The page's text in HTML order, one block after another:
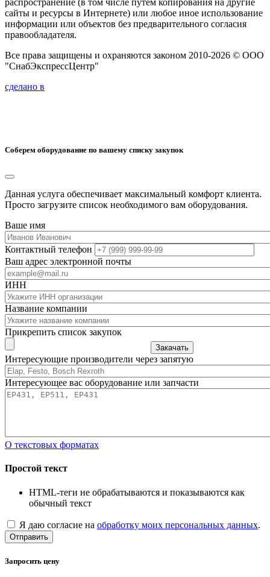
сайты и ресурсы в Интернете) или любое иное использование
информации или объектов без предварительного согласия
правообладателя.
Все права защищены и охраняются законом 2010-2026 © ООО
"СнабЭкспрессЦентр"
сделано в
Соберем оборудование по вашему списку закупок
Данная услуга обеспечивает максимальный комфорт клиента.
Просто загрузите список необходимого вам оборудования.
Ваше имя
Контактный телефон
Ваш адрес электронной почты
ИНН
Название компании
Прикрепить список закупок
Закачать
Интересующие производители через запятую
Интересующее вас оборудование или запчасти
О текстовых форматах
Простой текст
HTML-теги не обрабатываются и показываются как
обычный текст
Я даю согласие на обработку моих персональных данных.
Отправить
Запросить цену